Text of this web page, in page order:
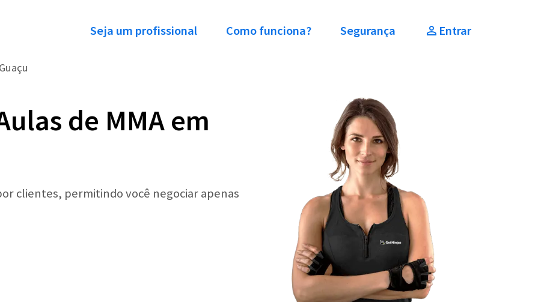
Seja um profissional Como funciona? Segurança Entrar
de MMA em
clientes, permitindo você negociar apenas